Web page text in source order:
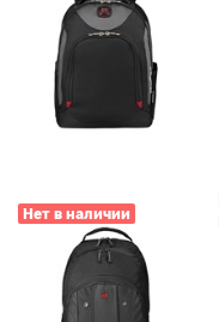
Нет в наличии